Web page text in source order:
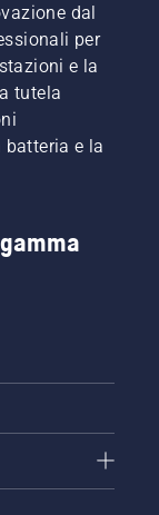
dal
per
e la
tutela
e la